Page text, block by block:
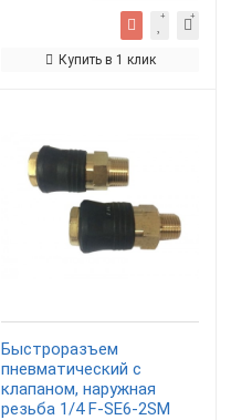
Купить в 1 клик
Быстроразъем
пневматический с
клапаном, наружная
резьба 1/4 F-SE6-2SM